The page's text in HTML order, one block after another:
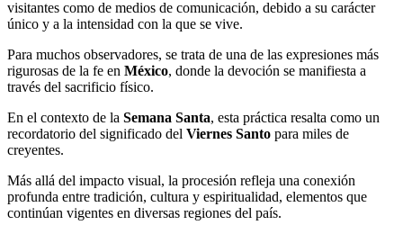
visitantes como de medios de comunicación, debido a su carácter
único y a la intensidad con la que se vive.
Para muchos observadores, se trata de una de las expresiones más
rigurosas de la fe en México, donde la devoción se manifiesta a
través del sacrificio físico.
En el contexto de la Semana Santa, esta práctica resalta como un
recordatorio del significado del Viernes Santo para miles de
creyentes.
Más allá del impacto visual, la procesión refleja una conexión
profunda entre tradición, cultura y espiritualidad, elementos que
continúan vigentes en diversas regiones del país.